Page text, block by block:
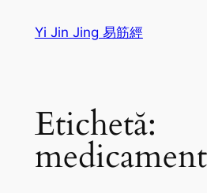
Yi Jin Jing 易筋經
Etichetă: